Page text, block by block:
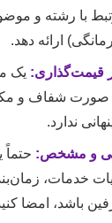
با رشته و
ارائه دهد.
قیمت‌گذاری: یک
صورت شفاف و
ندارد.
و مشخص:
خدمات،
باشد، امضا